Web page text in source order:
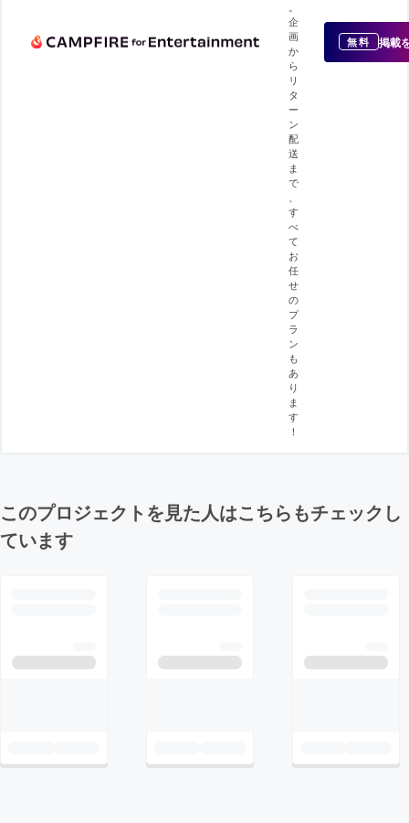
企
画
か
ら
リ
タ
ー
ン
配
送
ま
で
す
べ
て
お
任
せ
の
プ
ラ
ン
も
あ
り
ま
す
！
無料 掲載
このプロジェクトを見た人はこちらもチェックし
ています